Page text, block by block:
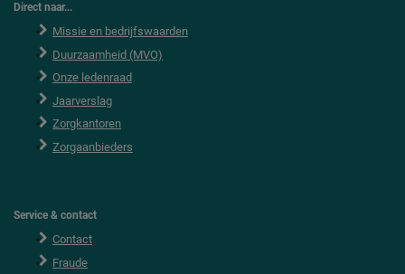
Direct naar...
Missie en bedrijfswaarden
Duurzaamheid (MVO)
Onze ledenraad
Jaarverslag
Zorgkantoren
Zorgaanbieders
Service & contact
Contact
Fraude